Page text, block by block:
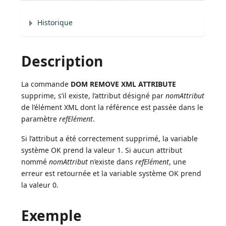
Historique
Description
La commande DOM REMOVE XML ATTRIBUTE
supprime, s’il existe, l’attribut désigné parnomAttribut
de l’élément XML dont la référence est passée dans le
paramètrerefElément.
Si l’attribut a été correctement supprimé, la variable
système OK prend la valeur 1. Si aucun attribut
nomménomAttribut n’existe dansrefElément, une
erreur est retournée et la variable système OK prend
la valeur 0.
Exemple